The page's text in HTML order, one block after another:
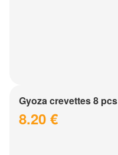
Gyoza crevettes 8 pcs
8.20 €